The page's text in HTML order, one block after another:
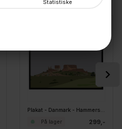
Statistiske
299,-
På lager